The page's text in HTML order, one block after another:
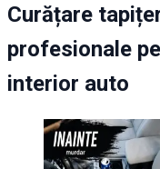
Curățare
profesionale
interior auto